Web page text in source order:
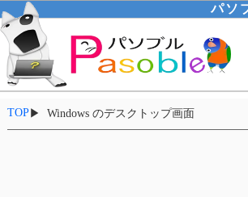
パソ
TOP▶ Windows のデスクトップ画面